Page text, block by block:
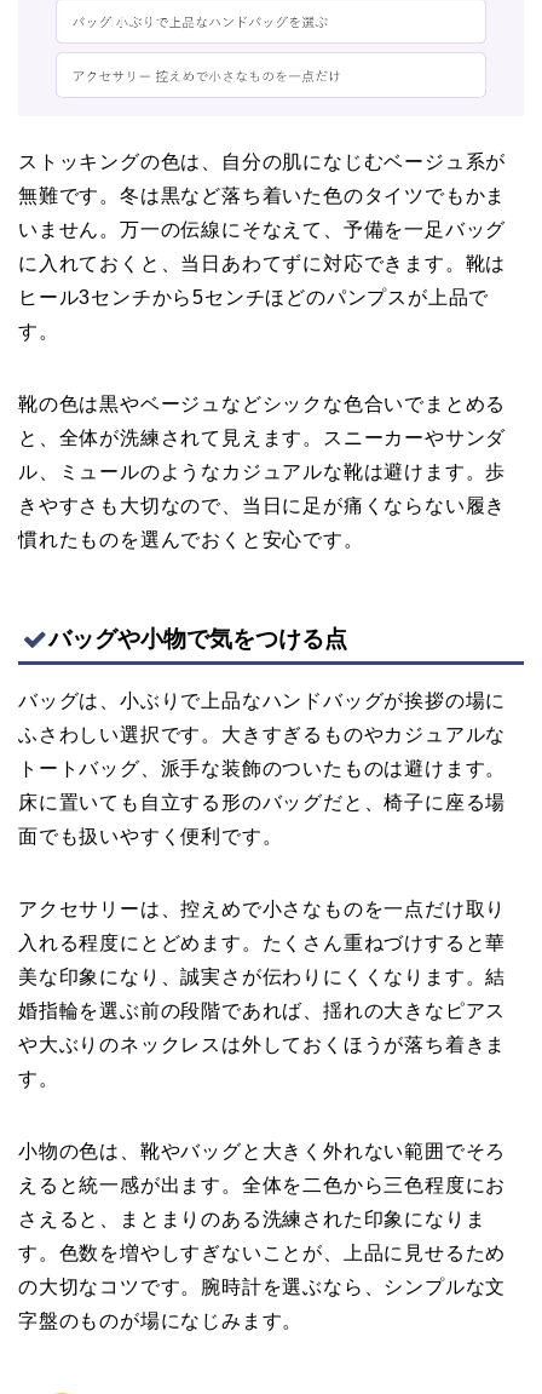
ストッキングの色は、自分の肌になじむベージュ系が
無難です。冬は黒など落ち着いた色のタイツでもかま
いません。万一の伝線にそなえて、予備を一足バッグ
に入れておくと、当日あわてずに対応できます。靴は
ヒール3センチから5センチほどのパンプスが上品で
す。
靴の色は黒やベージュなどシックな色合いでまとめる
と、全体が洗練されて見えます。スニーカーやサンダ
ル、ミュールのようなカジュアルな靴は避けます。歩
きやすさも大切なので、当日に足が痛くならない履き
慣れたものを選んでおくと安心です。
バッグや小物で気をつける点
バッグは、小ぶりで上品なハンドバッグが挨拶の場に
ふさわしい選択です。大きすぎるものやカジュアルな
トートバッグ、派手な装飾のついたものは避けます。
床に置いても自立する形のバッグだと、椅子に座る場
面でも扱いやすく便利です。
アクセサリーは、控えめで小さなものを一点だけ取り
入れる程度にとどめます。たくさん重ねづけすると華
美な印象になり、誠実さが伝わりにくくなります。結
婚指輪を選ぶ前の段階であれば、揺れの大きなピアス
や大ぶりのネックレスは外しておくほうが落ち着きま
す。
小物の色は、靴やバッグと大きく外れない範囲でそろ
えると統一感が出ます。全体を二色から三色程度にお
さえると、まとまりのある洗練された印象になりま
す。色数を増やしすぎないことが、上品に見せるため
の大切なコツです。腕時計を選ぶなら、シンプルな文
字盤のものが場になじみます。